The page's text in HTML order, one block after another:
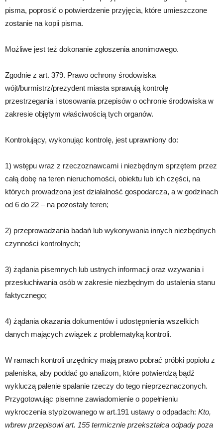
pisma, poprosić o potwierdzenie przyjęcia, które umieszczone
zostanie na kopii pisma.
Możliwe jest też dokonanie zgłoszenia anonimowego.
Zgodnie z art. 379. Prawo ochrony środowiska
wójt/burmistrz/prezydent miasta sprawują kontrolę
przestrzegania i stosowania przepisów o ochronie środowiska w
zakresie objętym właściwością tych organów.
Kontrolujący, wykonując kontrolę, jest uprawniony do:
1) wstępu wraz z rzeczoznawcami i niezbędnym sprzętem przez
całą dobę na teren nieruchomości, obiektu lub ich części, na
których prowadzona jest działalność gospodarcza, a w godzinach
od 6 do 22 – na pozostały teren;
2) przeprowadzania badań lub wykonywania innych niezbędnych
czynności kontrolnych;
3) żądania pisemnych lub ustnych informacji oraz wzywania i
przesłuchiwania osób w zakresie niezbędnym do ustalenia stanu
faktycznego;
4) żądania okazania dokumentów i udostępnienia wszelkich
danych mających związek z problematyką kontroli.
W ramach kontroli urzędnicy mają prawo pobrać próbki popiołu z
paleniska, aby poddać go analizom, które potwierdzą bądź
wykluczą palenie spalanie rzeczy do tego nieprzeznaczonych.
Przygotowując pisemne zawiadomienie o popełnieniu
wykroczenia stypizowanego w art.191 ustawy o odpadach: Kto,
wbrew przepisowiart. 155termicznie przekształca odpady poza